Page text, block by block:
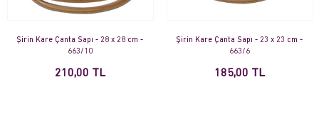
Şirin Kare Çanta Sapı - 28 x 28 cm -
663/10
210,00 TL
Şirin Kare Çanta Sapı - 23 x 23 cm -
663/6
185,00 TL